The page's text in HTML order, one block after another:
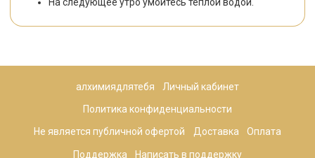
алхимиядлятебя Личный кабинет
Политика конфиденциальности
Не является публичной офертой Доставка Оплата
Поддержка Написать в поддержку